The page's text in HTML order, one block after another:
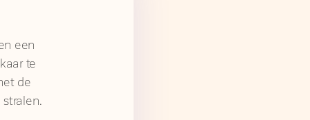
een
te
de